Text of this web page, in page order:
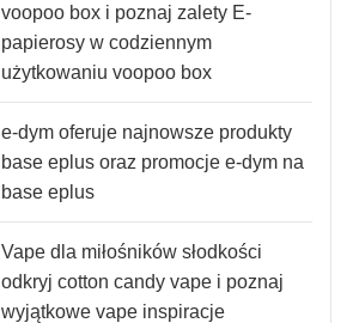
voopoo box i poznaj zalety E-
papierosy w codziennym
użytkowaniu voopoo box
e-dym oferuje najnowsze produkty
base eplus oraz promocje e-dym na
base eplus
Vape dla miłośników słodkości
odkryj cotton candy vape i poznaj
wyjątkowe vape inspiracje